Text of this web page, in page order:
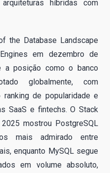
híbridas com
the Database Landscape
em dezembro de
a posição como o banco
globalmente, com
de popularidade e
SaaS e fintechs. O Stack
mostrou PostgreSQL
mais admirado entre
enquanto MySQL segue
em volume absoluto,